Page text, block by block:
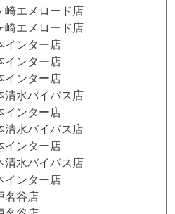
メロード店
メロード店
ンター店
ンター店
ンター店
バイパス店
ンター店
バイパス店
ンター店
バイパス店
ンター店
谷店